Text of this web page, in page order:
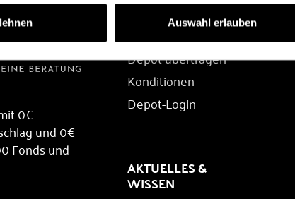
Auswahl erlauben
0€
und 0€
Fonds und
DEPOT
Depot übertragen
Konditionen
Depot-Login
AKTUELLES &
WISSEN